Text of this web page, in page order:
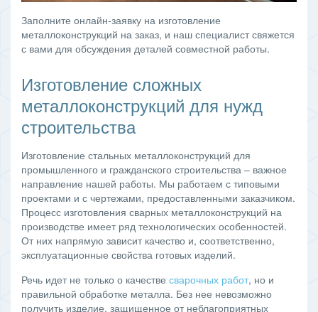
Заполните онлайн-заявку на изготовление
металлоконструкций на заказ, и наш специалист свяжется
с вами для обсуждения деталей совместной работы.
Изготовление сложных
металлоконструкций для нужд
строительства
Изготовление стальных металлоконструкций для
промышленного и гражданского строительства – важное
направление нашей работы. Мы работаем с типовыми
проектами и с чертежами, предоставленными заказчиком.
Процесс изготовления сварных металлоконструкций на
производстве имеет ряд технологических особенностей.
От них напрямую зависит качество и, соответственно,
эксплуатационные свойства готовых изделий.
Речь идет не только о качестве сварочных работ, но и
правильной обработке металла. Без нее невозможно
получить изделие, защищенное от неблагоприятных